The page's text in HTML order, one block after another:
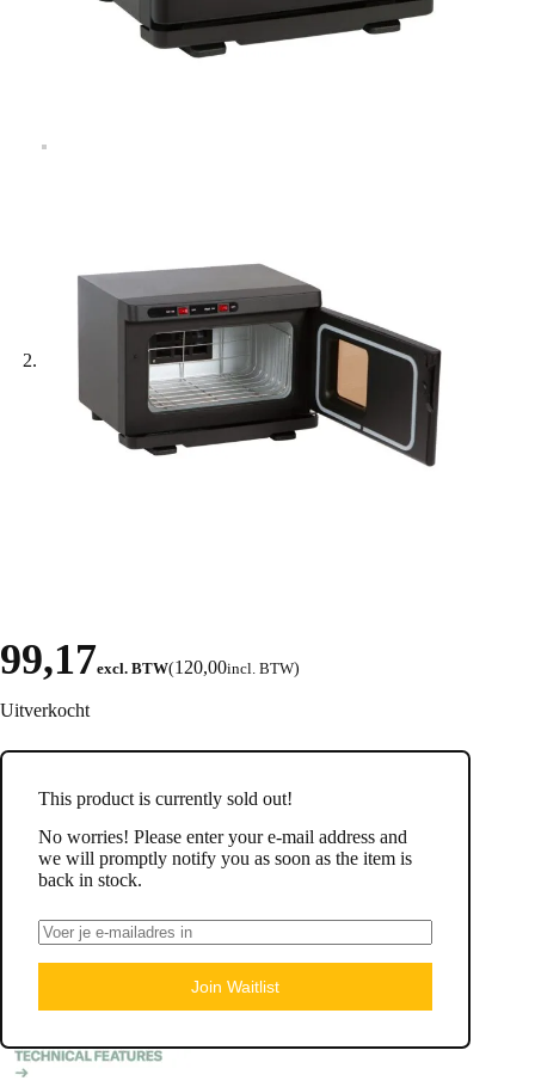
99,17excl. BTW(120,00incl. BTW)
Uitverkocht
This product is currently sold out!
No worries! Please enter your e-mail address and
we will promptly notify you as soon as the item is
back in stock.
Join Waitlist